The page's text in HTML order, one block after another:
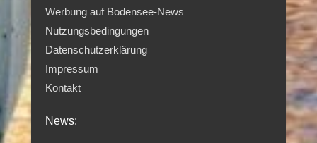
Werbung auf Bodensee-News
Nutzungsbedingungen
Datenschutzerklärung
Impressum
Kontakt
News: